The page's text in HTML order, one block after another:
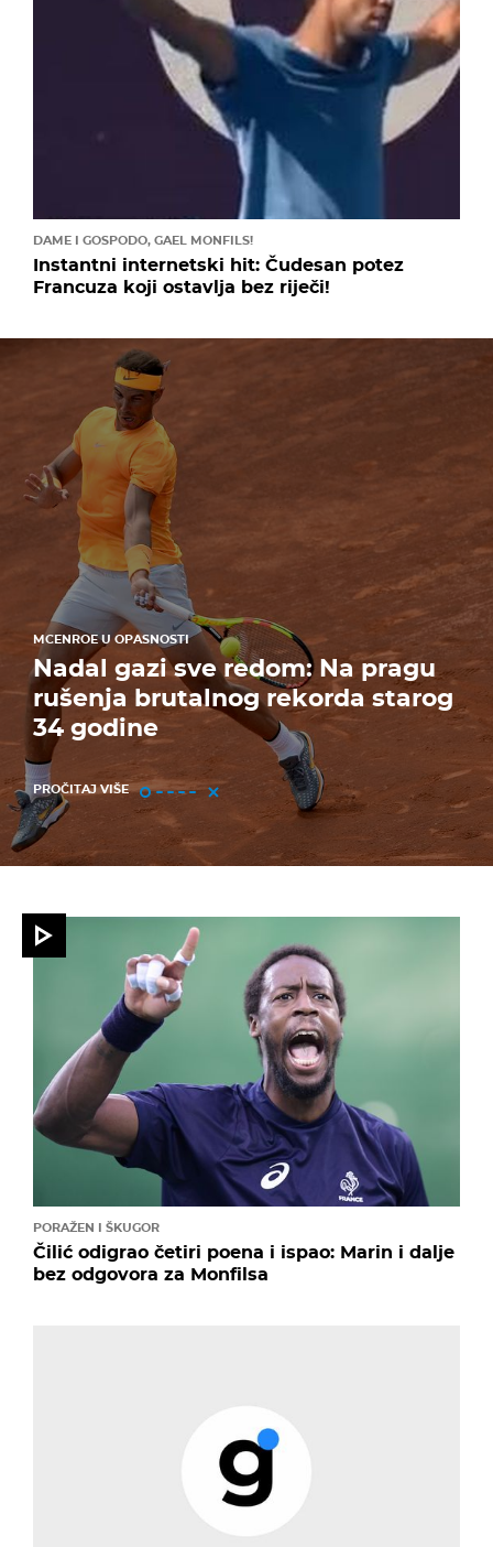
DAME I GOSPODO, GAEL MONFILS!
Instantni internetski hit: Čudesan potez
Francuza koji ostavlja bez riječi!
MCENROE U OPASNOSTI
Nadal gazi sve redom: Na pragu
rušenja brutalnog rekorda starog
34 godine
PROČITAJ VIŠE
PORAŽEN I ŠKUGOR
Čilić odigrao četiri poena i ispao: Marin i dalje
bez odgovora za Monfilsa